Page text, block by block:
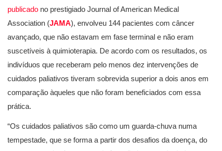
publicado no prestigiado Journal of American Medical
Association (JAMA), envolveu 144 pacientes com câncer
avançado, que não estavam em fase terminal e não eram
suscetíveis à quimioterapia. De acordo com os resultados, os
indivíduos que receberam pelo menos dez intervenções de
cuidados paliativos tiveram sobrevida superior a dois anos em
comparação àqueles que não foram beneficiados com essa
prática.
“Os cuidados paliativos são como um guarda-chuva numa
tempestade, que se forma a partir dos desafios da doença, do